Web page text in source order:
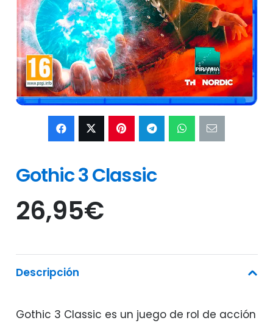
Gothic 3 Classic
26,95€
Descripción
Gothic 3 Classic es un juego de rol de acción